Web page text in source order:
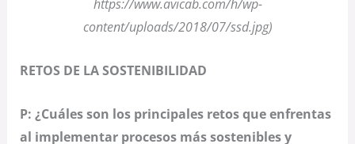
https://www.avicab.com/h/wp-
content/uploads/2018/07/ssd.jpg)
RETOS DE LA SOSTENIBILIDAD
P: ¿Cuáles son los principales retos que enfrentas
al implementar procesos más sostenibles y